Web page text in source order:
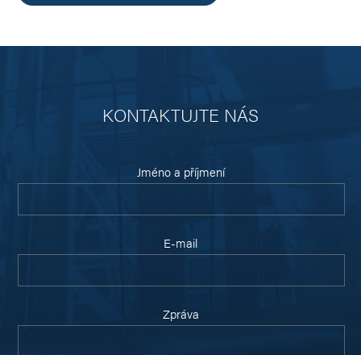
KONTAKTUJTE NÁS
Jméno a příjmení
E-mail
Zpráva